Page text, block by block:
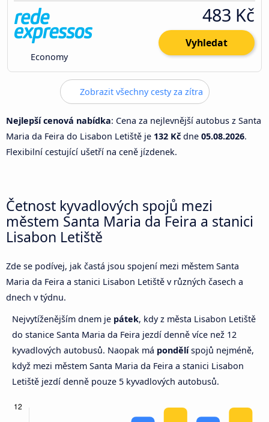
Economy
483 Kč
Vyhledat
Zobrazit všechny cesty za zítra
Nejlepší cenová nabídka: Cena za nejlevnější autobus z Santa
Maria da Feira do Lisabon Letiště je 132 Kč dne 05.08.2026.
Flexibilní cestující ušetří na ceně jízdenek.
Četnost kyvadlových spojů mezi
městem Santa Maria da Feira a stanici
Lisabon Letiště
Zde se podívej, jak častá jsou spojení mezi městem Santa
Maria da Feira a stanici Lisabon Letiště v různých časech a
dnech v týdnu.
Nejvytíženějším dnem je pátek, kdy z města Lisabon Letiště
do stanice Santa Maria da Feira jezdí denně více než 12
kyvadlových autobusů. Naopak má pondělíspojů nejméně,
když mezi městem Santa Maria da Feira a stanici Lisabon
Letiště jezdí denně pouze 5 kyvadlových autobusů.